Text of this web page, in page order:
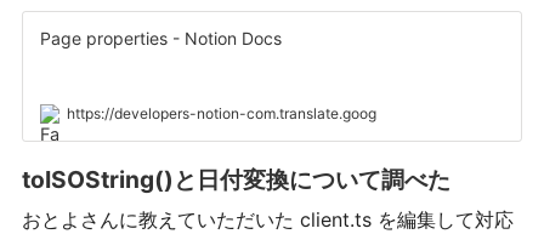
Page properties - Notion Docs
https://developers-notion-com.translate.goog
toISOString()と 日付変換について調べた
おとよさんに教えていただいた client.ts を編集して対応